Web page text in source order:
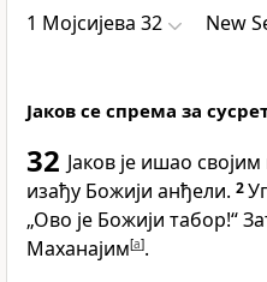
1 Мојсијева 32 New
Јаков се спрема за
32 Јаков је ишао
изађу Божији анђели. 2
„Ово је Божији табор!“
Маханајим[a].